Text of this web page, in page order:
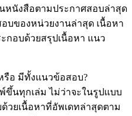
นังสือตามประกาศสอบล่าสุด
บของหน่วยงานล่าสุด เนื้อหา
กอบด้วยสรุปเนื้อหา แนว
รือ มีทั้งแนวข้อสอบ?
ทุกเล่ม ไม่ว่าจะในรูปแบบ
วยเนื้อหาที่อัพเดทล่าสุดตาม